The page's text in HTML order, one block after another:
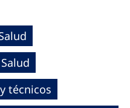
técnicos